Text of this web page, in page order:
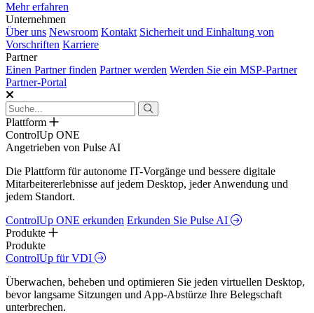
Mehr erfahren
Unternehmen
Über uns Newsroom Kontakt Sicherheit und Einhaltung von
Vorschriften Karriere
Partner
Einen Partner finden Partner werden Werden Sie ein MSP-Partner
Partner-Portal
Plattform
ControlUp ONE
Angetrieben von Pulse AI
Die Plattform für autonome IT-Vorgänge und bessere digitale
Mitarbeitererlebnisse auf jedem Desktop, jeder Anwendung und
jedem Standort.
ControlUp ONE erkunden Erkunden Sie Pulse AI
Produkte
Produkte
ControlUp für VDI
Überwachen, beheben und optimieren Sie jeden virtuellen Desktop,
bevor langsame Sitzungen und App-Abstürze Ihre Belegschaft
unterbrechen.